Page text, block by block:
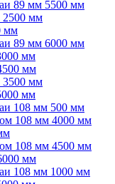
89 мм 5500 мм
2500 мм
мм
89 мм 6000 мм
мм
мм
3500 мм
мм
108 мм 500 мм
108 мм 4000 мм
108 мм 4500 мм
мм
108 мм 1000 мм